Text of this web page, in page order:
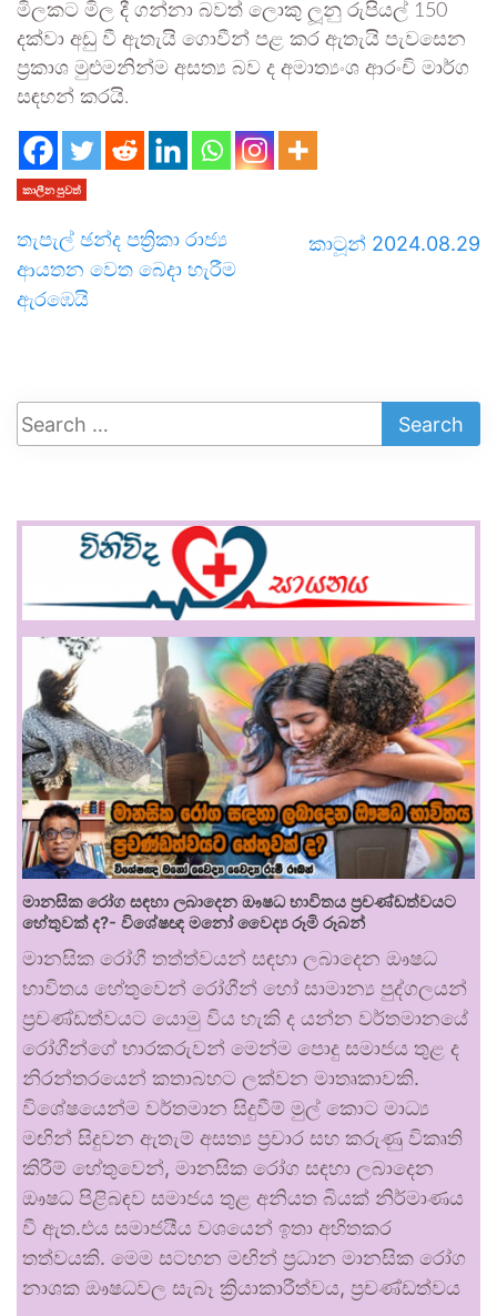
මිලකට මිල දී ගන්නා බවත් ලොකු ලූනු රුපියල් 150
දක්වා අඩු වී ඇතැයි ගොවීන් පළ කර ඇතැයි පැවසෙන
ප්‍රකාශ මුළුමනින්ම අසත්‍ය බව ද අමාත්‍යංශ ආරංචි මාර්ග
සඳහන් කරයි.
කාලීන පුවත්
තැපැල් ඡන්ද පත්‍රිකා රාජ්‍ය
ආයතන වෙත බෙදා හැරීම
ඇරඹෙයි
කාටූන් 2024.08.29
මානසික රෝග සඳහා ලබාදෙන ඖෂධ භාවිතය ප්‍රචණ්ඩත්වයට
හේතුවක් ද?- විශේෂඥ මනෝ වෛද්‍ය රූමි රූබන්
මානසික රෝගී තත්ත්වයන් සඳහා ලබාදෙන ඖෂධ
භාවිතය හේතුවෙන් රෝගීන් හෝ සාමාන්‍ය පුද්ගලයන්
ප්‍රචණ්ඩත්වයට යොමු විය හැකි ද යන්න වර්තමානයේ
රෝගීන්ගේ භාරකරුවන් මෙන්ම පොදු සමාජය තුළ ද
නිරන්තරයෙන් කතාබහට ලක්වන මාතෘකාවකි.
විශේෂයෙන්ම වර්තමාන සිදුවීම් මුල් කොට මාධ්‍ය
මඟින් සිදුවන ඇතැම් අසත්‍ය ප්‍රචාර සහ කරුණු විකෘති
කිරීම් හේතුවෙන්, මානසික රෝග සඳහා ලබාදෙන
ඖෂධ පිළිබඳව සමාජය තුළ අනියත බියක් නිර්මාණය
වී ඇත.එය සමාජයීය වශයෙන් ඉතා අහිතකර
තත්වයකි. මෙම සටහන මඟින් ප්‍රධාන මානසික රෝග
නාශක ඖෂධවල සැබෑ ක්‍රියාකාරීත්වය, ප්‍රචණ්ඩත්වය